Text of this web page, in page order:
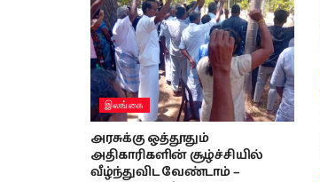
இலங்கை
அரசுக்கு ஒத்தூதும்
அதிகாரிகளின் சூழ்ச்சியில்
வீழ்ந்துவிட வேண்டாம் –